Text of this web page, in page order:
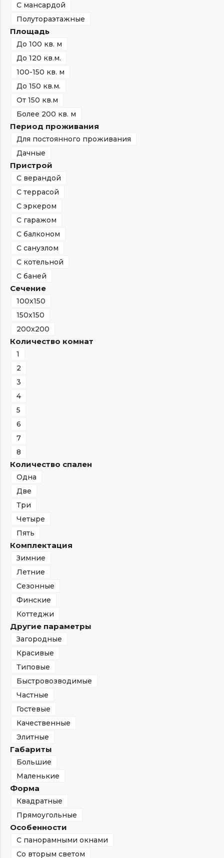
С мансардой
Полутораэтажные
Площадь
До 100 кв. м
До 120 кв.м.
100-150 кв. м
До 150 кв.м.
От 150 кв.м
Более 200 кв. м
Период проживания
Для постоянного проживания
Дачные
Пристрой
С верандой
С террасой
С эркером
С гаражом
С балконом
С санузлом
С котельной
С баней
Сечение
100х150
150х150
200х200
Количество комнат
1
2
3
4
5
6
7
8
Количество спален
Одна
Две
Три
Четыре
Пять
Комплектация
Зимние
Летние
Сезонные
Финские
Коттеджи
Другие параметры
Загородные
Красивые
Типовые
Быстровозводимые
Частные
Гостевые
Качественные
Элитные
Габариты
Большие
Маленькие
Форма
Квадратные
Прямоугольные
Особенности
С панорамными окнами
Со вторым светом